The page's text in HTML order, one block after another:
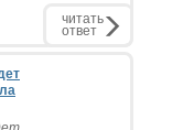
читать
ответ